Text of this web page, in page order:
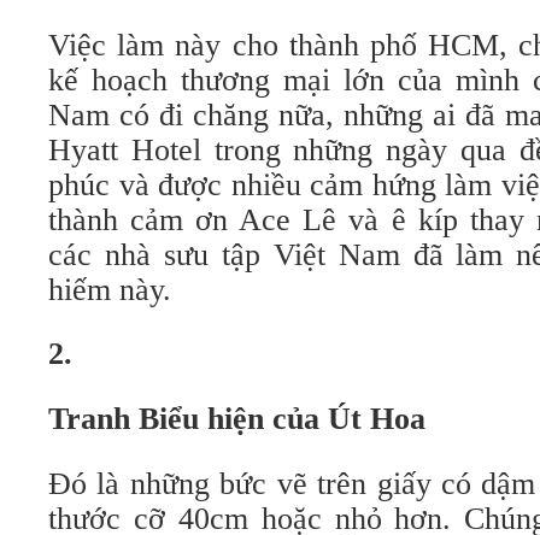
Việc làm này cho thành phố HCM,
kế hoạch thương mại lớn của
Nam có đi chăng nữa, những ai đã
Hyatt Hotel trong những ngày qua
phúc và được nhiều cảm hứng làm
thành cảm ơn Ace Lê và ê kíp thay
các nhà sưu tập Việt Nam đã làm
hiếm này.
2.
Tranh Biểu hiện của Út Hoa
Đó là những bức vẽ trên giấy có
thước cỡ 40cm hoặc nhỏ hơn.